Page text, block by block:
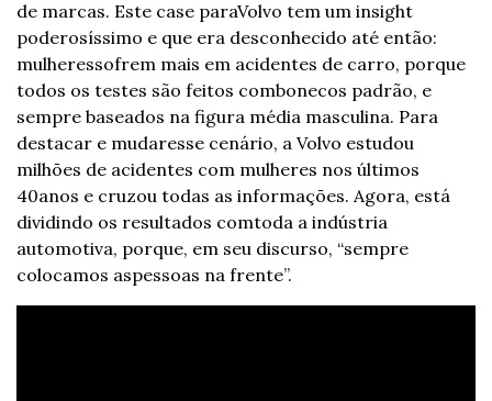
de marcas. Este case paraVolvo tem um insight
poderosíssimo e que era desconhecido até então:
mulheressofrem mais em acidentes de carro, porque
todos os testes são feitos combonecos padrão, e
sempre baseados na figura média masculina. Para
destacar e mudaresse cenário, a Volvo estudou
milhões de acidentes com mulheres nos últimos
40anos e cruzou todas as informações. Agora, está
dividindo os resultados comtoda a indústria
automotiva, porque, em seu discurso, “sempre
colocamos aspessoas na frente”.